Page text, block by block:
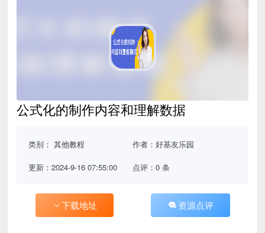
公式化的制作内容和理解数据
类别：其他教程 作者：好基友乐园
更新：2024-9-16 07:55:00 点评：0 条
下载地址 资源点评